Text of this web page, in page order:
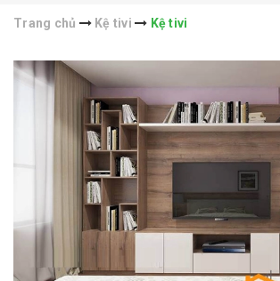
Trang chủ Kệ tivi Kệ tivi